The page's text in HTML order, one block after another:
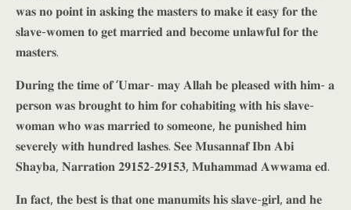
𝐰𝐚𝐬 𝐧𝐨 𝐩𝐨𝐢𝐧𝐭 𝐢𝐧 𝐚𝐬𝐤𝐢𝐧𝐠 𝐭𝐡𝐞 𝐦𝐚𝐬𝐭𝐞𝐫𝐬 𝐭𝐨 𝐦𝐚𝐤𝐞 𝐢𝐭 𝐞𝐚𝐬𝐲 𝐟𝐨𝐫 𝐭𝐡𝐞
𝐬𝐥𝐚𝐯𝐞-𝐰𝐨𝐦𝐞𝐧 𝐭𝐨 𝐠𝐞𝐭 𝐦𝐚𝐫𝐫𝐢𝐞𝐝 𝐚𝐧𝐝 𝐛𝐞𝐜𝐨𝐦𝐞 𝐮𝐧𝐥𝐚𝐰𝐟𝐮𝐥 𝐟𝐨𝐫 𝐭𝐡𝐞
𝐦𝐚𝐬𝐭𝐞𝐫𝐬.
𝐃𝐮𝐫𝐢𝐧𝐠 𝐭𝐡𝐞 𝐭𝐢𝐦𝐞 𝐨𝐟 ‘𝐔𝐦𝐚𝐫- 𝐦𝐚𝐲 𝐀𝐥𝐥𝐚𝐡 𝐛𝐞 𝐩𝐥𝐞𝐚𝐬𝐞𝐝 𝐰𝐢𝐭𝐡 𝐡𝐢𝐦- 𝐚
𝐩𝐞𝐫𝐬𝐨𝐧 𝐰𝐚𝐬 𝐛𝐫𝐨𝐮𝐠𝐡𝐭 𝐭𝐨 𝐡𝐢𝐦 𝐟𝐨𝐫 𝐜𝐨𝐡𝐚𝐛𝐢𝐭𝐢𝐧𝐠 𝐰𝐢𝐭𝐡 𝐡𝐢𝐬 𝐬𝐥𝐚𝐯𝐞-
𝐰𝐨𝐦𝐚𝐧 𝐰𝐡𝐨 𝐰𝐚𝐬 𝐦𝐚𝐫𝐫𝐢𝐞𝐝 𝐭𝐨 𝐬𝐨𝐦𝐞𝐨𝐧𝐞, 𝐡𝐞 𝐩𝐮𝐧𝐢𝐬𝐡𝐞𝐝 𝐡𝐢𝐦
𝐬𝐞𝐯𝐞𝐫𝐞𝐥𝐲 𝐰𝐢𝐭𝐡 𝐡𝐮𝐧𝐝𝐫𝐞𝐝 𝐥𝐚𝐬𝐡𝐞𝐬. 𝐒𝐞𝐞 𝐌𝐮𝐬𝐚𝐧𝐧𝐚𝐟 𝐈𝐛𝐧 𝐀𝐛𝐢
𝐒𝐡𝐚𝐲𝐛𝐚, 𝐍𝐚𝐫𝐫𝐚𝐭𝐢𝐨𝐧 𝟐𝟗𝟏𝟓𝟐-𝟐𝟗𝟏𝟓𝟑, 𝐌𝐮𝐡𝐚𝐦𝐦𝐚𝐝 𝐀𝐰𝐰𝐚𝐦𝐚 𝐞𝐝.
𝐈𝐧 𝐟𝐚𝐜𝐭, 𝐭𝐡𝐞 𝐛𝐞𝐬𝐭 𝐢𝐬 𝐭𝐡𝐚𝐭 𝐨𝐧𝐞 𝐦𝐚𝐧𝐮𝐦𝐢𝐭𝐬 𝐡𝐢𝐬 𝐬𝐥𝐚𝐯𝐞-𝐠𝐢𝐫𝐥, 𝐚𝐧𝐝 𝐡𝐞